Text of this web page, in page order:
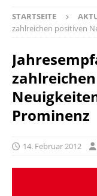
STARTSEITE
zahlreichen positiven
Prominenz
14. Februar 2012